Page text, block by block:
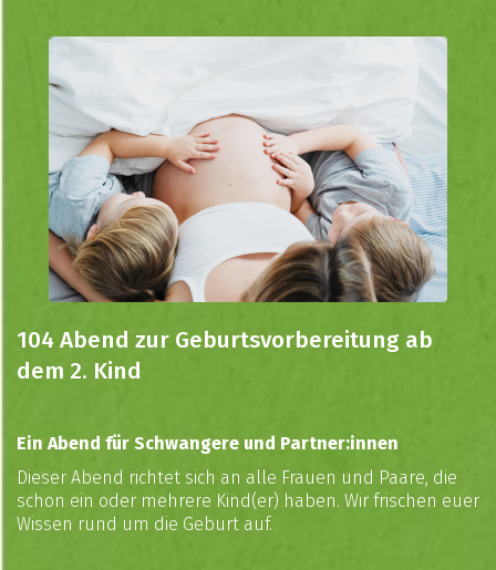
104 Abend zur Geburtsvorbereitung ab
dem 2. Kind
Ein Abend für Schwangere und Partner:innen
Dieser Abend richtet sich an alle Frauen und Paare, die
schon ein oder mehrere Kind(er) haben. Wir frischen euer
Wissen rund um die Geburt auf.